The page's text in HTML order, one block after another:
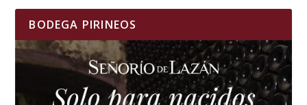
BODEGA PIRINEOS